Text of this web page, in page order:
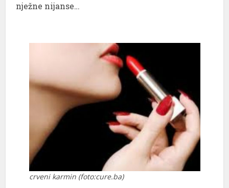
nježne nijanse…
crveni karmin (foto:cure.ba)